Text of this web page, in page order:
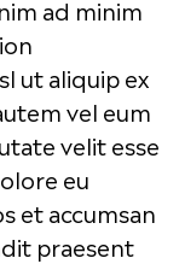
ad minim
ut aliquip ex
vel eum
velit esse
eu
et accumsan
praesent